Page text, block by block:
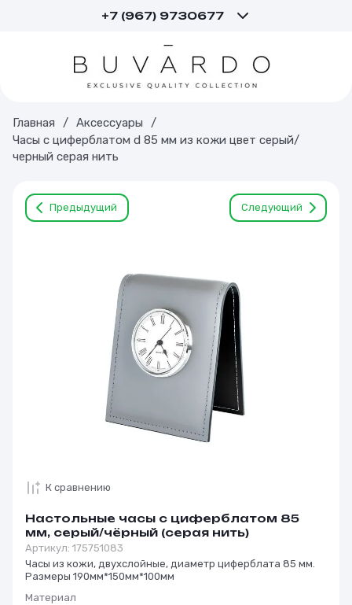
+7 (967) 9730677
Главная / Аксессуары
/
Часы с циферблатом d 85 мм из кожи цвет серый/
черный серая нить
Предыдущий Следующий
Настольные часы с циферблатом 85
мм, серый/чёрный (серая нить)
Артикул: 175751083
Часы из кожи, двухслойные, диаметр циферблата 85 мм.
Размеры 190мм*150мм*100мм
Материал
К сравнению